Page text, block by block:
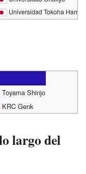
Universidad Tokoha
Toyama Shinjo
KRC Genk
largo del